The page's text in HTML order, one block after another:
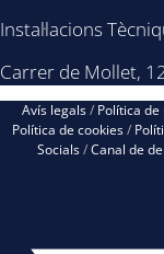
Instal·lacions
Carrer de Mollet,
Avís legals/ Política
Política de cookies/
Socials/Canal de